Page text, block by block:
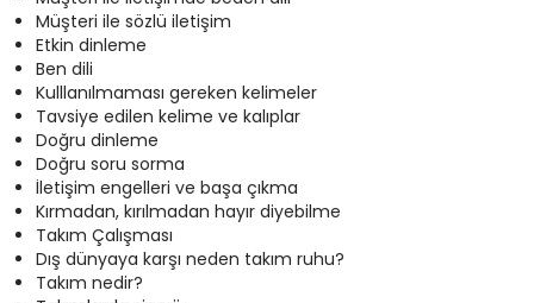
Müşteri ile sözlü iletişim
Etkin dinleme
Ben dili
Kulllanılmaması gereken kelimeler
Tavsiye edilen kelime ve kalıplar
Doğru dinleme
Doğru soru sorma
İletişim engelleri ve başa çıkma
Kırmadan, kırılmadan hayır diyebilme
Takım Çalışması
Dış dünyaya karşı neden takım ruhu?
Takım nedir?